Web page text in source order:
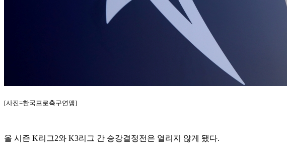
[사진=한국프로축구연맹]
올 시즌 K리그2와 K3리그 간 승강결정전은 열리지 않게 됐다.